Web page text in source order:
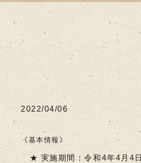
2022/04/06
《基本情報》
★ 実施期間：令和4年4月4